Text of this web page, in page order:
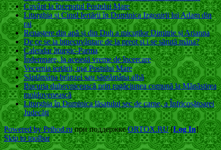
Cuvânt la începutul Postului Mare
Liturghia și Cinul Iertării în Duminica Izgonirii lui Adam din
rai
Renaștere din apă și din Duh a micuților Dimitrie și Arianna
De ce se ia binecuvântare de la preot şi i se sărută mâna?
Calendar liturgic-Parma
Îndemnare, la această vreme de încercare
Vecernia iertării, uşa Postului Mare
Săptămâna brânzei sau săptămâna albă
Bucuria duhovnicească prin rugăciunea comună la Mănăstirea
moldovenească
Liturghia în Duminica lăsatului sec de carne, a Înfricoșătoarei
Judecăți
Powered by Prihod.ruпри поддержкеORTOX.RU[Log In]
Skip to toolbar